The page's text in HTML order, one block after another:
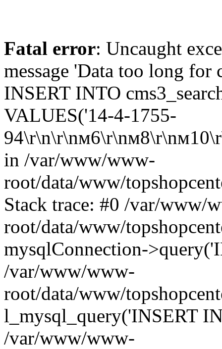
Fatal error: Uncaught
message 'Data too long
INSERT INTO
VALUES('14-4-1755-
in /var/www/www-
root/data/www/
Stack trace: #0 /var/www/
root/data/www/
mysqlConnection-
/var/www/www-
root/data/www/
l_mysql_query('INSERT
/var/www/www-